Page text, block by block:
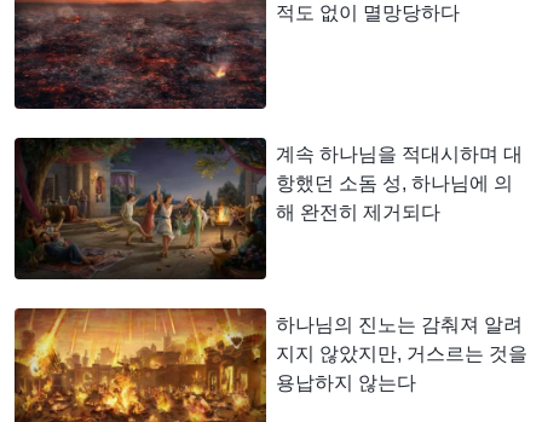
적도 없이 멸망당하다
계속 하나님을 적대시하며 대
항했던 소돔 성, 하나님에 의
해 완전히 제거되다
하나님의 진노는 감춰져 알려
지지 않았지만, 거스르는 것을
용납하지 않는다